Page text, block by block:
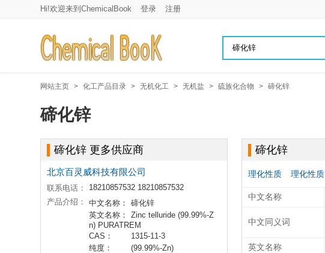
Hi!欢迎来到ChemicalBook 登录 注册
网站主页 > 化工产品目录 > 无机化工 > 无机盐 > 硫族化合物 > 碲化锌
碲化锌
碲化锌 更多供应商
北京百灵威科技有限公司
联系电话：
18210857532 18210857532
产品介绍：
中文名称：
碲化锌
英文名称：
Zinc telluride (99.99%-Z
n) PURATREM
CAS：
1315-11-3
纯度：
(99.99%-Zn)
碲化锌
理化性质 理化性质
中文名称
中文同义词
英文名称